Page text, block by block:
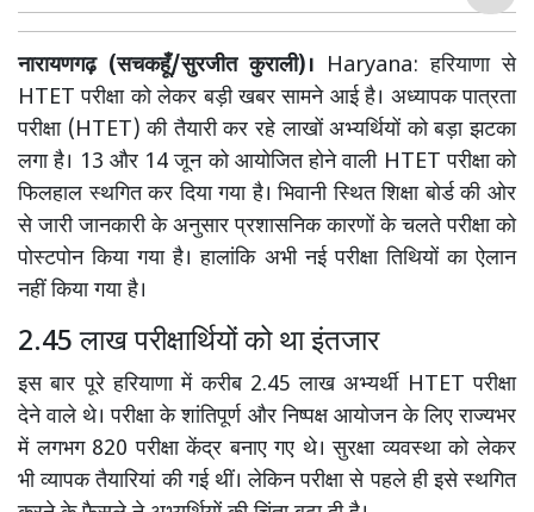
नारायणगढ़ (सचकहूँ/सुरजीत कुराली)। Haryana: हरियाणा से
HTET परीक्षा को लेकर बड़ी खबर सामने आई है। अध्यापक पात्रता
परीक्षा (HTET) की तैयारी कर रहे लाखों अभ्यर्थियों को बड़ा झटका
लगा है। 13 और 14 जून को आयोजित होने वाली HTET परीक्षा को
फिलहाल स्थगित कर दिया गया है। भिवानी स्थित शिक्षा बोर्ड की ओर
से जारी जानकारी के अनुसार प्रशासनिक कारणों के चलते परीक्षा को
पोस्टपोन किया गया है। हालांकि अभी नई परीक्षा तिथियों का ऐलान
नहीं किया गया है।
2.45 लाख परीक्षार्थियों को था इंतजार
इस बार पूरे हरियाणा में करीब 2.45 लाख अभ्यर्थी HTET परीक्षा
देने वाले थे। परीक्षा के शांतिपूर्ण और निष्पक्ष आयोजन के लिए राज्यभर
में लगभग 820 परीक्षा केंद्र बनाए गए थे। सुरक्षा व्यवस्था को लेकर
भी व्यापक तैयारियां की गई थीं। लेकिन परीक्षा से पहले ही इसे स्थगित